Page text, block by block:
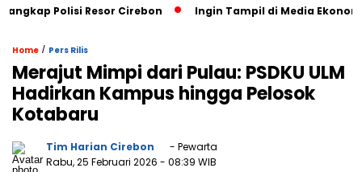
Polisi Resor Cirebon Ingin Tampil di Media Ekonomi
Home / Pers Rilis
Merajut Mimpi dari Pulau: PSDKU ULM
Hadirkan Kampus hingga Pelosok
Kotabaru
Tim Harian Cirebon
- Pewarta
Rabu, 25 Februari 2026 - 08:39 WIB